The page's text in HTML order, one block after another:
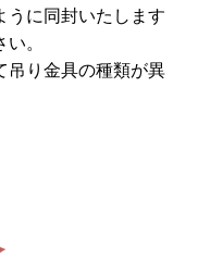
うに同封いたします
。
吊り金具の種類が異